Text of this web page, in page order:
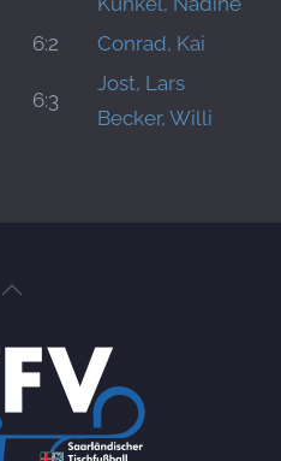
6:2 Conrad, Kai
6:3
Jost, Lars
Becker, Willi